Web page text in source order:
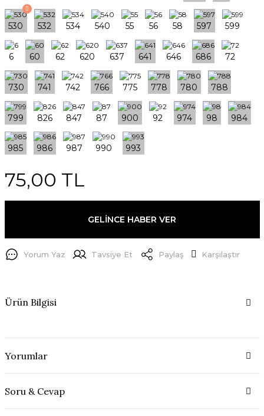
75,00 TL
GELİNCE HABER VER
Yorum Yaz Tavsiye Et Paylaş Karşılaştır
Ürün Bilgisi
Yorumlar
Soru & Cevap